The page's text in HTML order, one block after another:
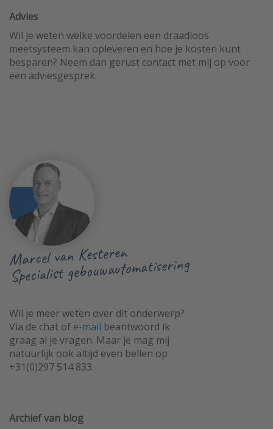
Advies
Wil je weten welke voordelen een draadloos
meetsysteem kan opleveren en hoe je kosten kunt
besparen? Neem dan gerust contact met mij op voor
een adviesgesprek.
Marcel van Kesteren
Specialist gebouwautomatisering
Wil je meer weten over dit onderwerp?
Via de chat of e-mail beantwoord ik
graag al je vragen. Maar je mag mij
natuurlijk ook altijd even bellen op
+31(0)297 514 833.
Archief van blog